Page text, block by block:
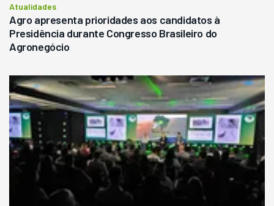
Atualidades
Agro apresenta prioridades aos candidatos à
Presidência durante Congresso Brasileiro do
Agronegócio